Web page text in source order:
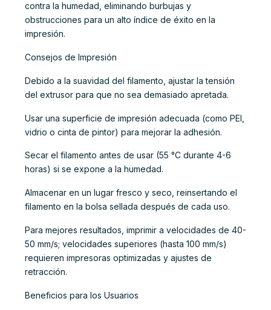
contra la humedad, eliminando burbujas y
obstrucciones para un alto índice de éxito en la
impresión.
Consejos de Impresión
Debido a la suavidad del filamento, ajustar la tensión
del extrusor para que no sea demasiado apretada.
Usar una superficie de impresión adecuada (como PEI,
vidrio o cinta de pintor) para mejorar la adhesión.
Secar el filamento antes de usar (55 °C durante 4-6
horas) si se expone a la humedad.
Almacenar en un lugar fresco y seco, reinsertando el
filamento en la bolsa sellada después de cada uso.
Para mejores resultados, imprimir a velocidades de 40-
50 mm/s; velocidades superiores (hasta 100 mm/s)
requieren impresoras optimizadas y ajustes de
retracción.
Beneficios para los Usuarios